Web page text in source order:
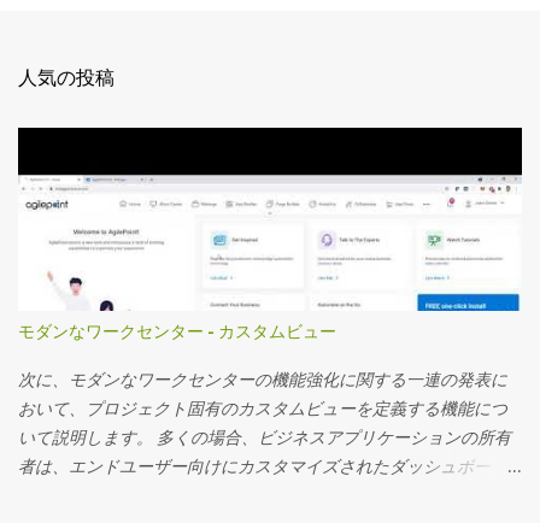
人気の投稿
モダンなワークセンター - カスタムビュー
次に、モダンなワークセンターの機能強化に関する一連の発表に
おいて、プロジェクト固有のカスタムビューを定義する機能につ
いて説明します。 多くの場合、ビジネスアプリケーションの所有
者は、エンドユーザー向けにカスタマイズされたダッシュボード